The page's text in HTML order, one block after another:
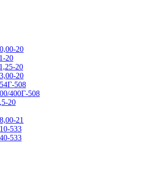
20
20
20
20
508
400Г-508
20
21
533
533